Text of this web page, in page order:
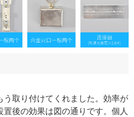
う取り付けてくれました。効率が
置後の効果は図の通りです。個人